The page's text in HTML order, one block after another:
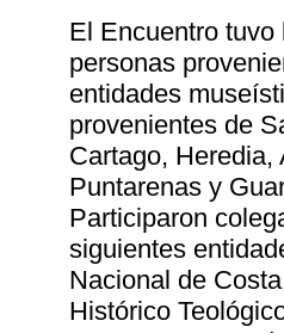
El Encuentro
personas
entidades
provenientes de
Cartago, Heredia,
Puntarenas y
Participaron
siguientes
Nacional de
Histórico